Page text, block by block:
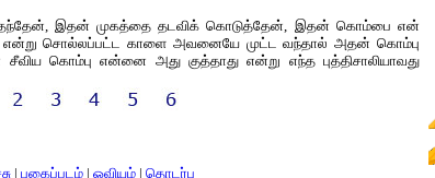
இதன் முகத்தை தடவிக் கொடுத்தேன், இதன் கொம்பை என்
சொல்லப்பட்ட காளை அவனையே முட்ட வந்தால் அதன் கொம்பு
கொம்பு என்னை அது குத்தாது என்று எந்த புத்திசாலியாவது
| புகைப்படம் | ஓவியம் | தொடர்பு